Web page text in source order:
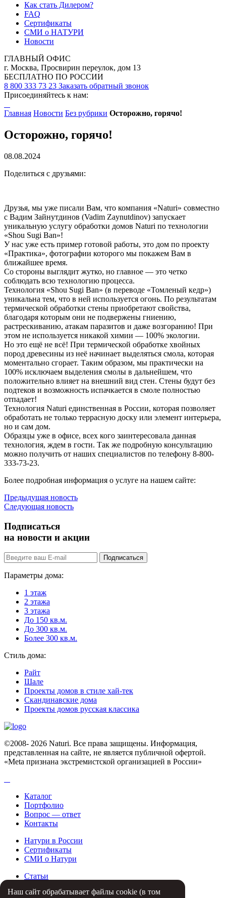
Как стать Дилером?
FAQ
Сертификаты
СМИ о НАТУРИ
Новости
ГЛАВНЫЙ ОФИС
г. Москва, Просвирин переулок, дом 13
БЕСПЛАТНО ПО РОССИИ
8 800 333 73 23 Заказать обратный звонок
Присоединяйтесь к нам:
Главная Новости Без рубрики Осторожно, горячо!
Осторожно, горячо!
08.08.2024
Поделиться с друзьями:
Друзья, мы уже писали Вам, что компания «Naturi» совместно
с Вадим Зайнутдинов (Vadim Zaynutdinov) запускает
уникальную услугу обработки домов Naturi по технологии
«Shou Sugi Ban»!
У нас уже есть пример готовой работы, это дом по проекту
«Практика», фотографии которого мы покажем Вам в
ближайшее время.
Со стороны выглядит жутко, но главное — это четко
соблюдать всю технологию процесса.
Технология «Shou Sugi Ban» (в переводе «Томленый кедр»)
уникальна тем, что в ней используется огонь. По результатам
термической обработки стены приобретают свойства,
благодаря которым они не подвержены гниению,
растрескиванию, атакам паразитов и даже возгоранию! При
этом не используется никакой химии — 100% экологии.
Но это ещё не всё! При термической обработке хвойных
пород древесины из неё начинает выделяться смола, которая
моментально сгорает. Таким образом, мы практически на
100% исключаем выделения смолы в дальнейшем, что
положительно влияет на внешний вид стен. Стены будут без
подтеков и возможность испачкается в смоле полностью
отпадает!
Технология Naturi единственная в России, которая позволяет
обработать не только террасную доску или элемент интерьера,
но и сам дом.
Образцы уже в офисе, всех кого заинтересовала данная
технология, ждем в гости. Так же подробную консультацию
можно получить от наших специалистов по телефону 8-800-
333-73-23.
Более подробная информация о услуге на нашем сайте:
Предыдущая новость
Следующая новость
Подписаться
на новости и акции
Подписаться
Параметры дома:
1 этаж
2 этажа
3 этажа
До 150 кв.м.
До 300 кв.м.
Более 300 кв.м.
Стиль дома:
Райт
Шале
Проекты домов в стиле хай-тек
Скандинавские дома
Проекты домов русская классика
©2008- 2026 Naturi. Все права защищены. Информация,
представленная на сайте, не является публичной офертой.
«Meta признана экстремистcкой организацией в России»
Каталог
Портфолио
Вопрос — ответ
Контакты
Натури в России
Сертификаты
СМИ о Натури
Статьи
Отзывы
Наш сайт обрабатывает файлы cookie (в том